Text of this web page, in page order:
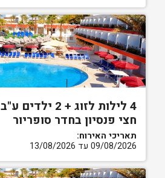
4 לילות לזוג + 2 ילדים ע"ב
חצי פנסיון בחדר סופריור
תאריכי האירוח:
09/08/2026 עד 13/08/2026